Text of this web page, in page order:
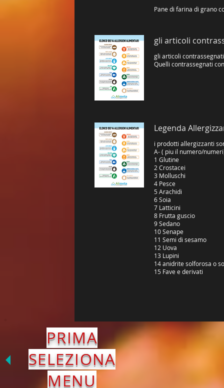
gli articoli
gli articoli
Quelli contrassegnati
Legenda
i prodotti allergizzanti
A- ( piu il numero/
1 Glutine
2 Crostacei
3 Molluschi
4 Pesce
5 Arachidi
6 Soia
7 Latticini
8 Frutta guscio
9 Sedano
10 Senape
11 Semi di sesamo
12 Uova
13 Lupini
14 anidrite solforosa o
15 Fave e derivati
PRIMA
SELEZIONA
MENU